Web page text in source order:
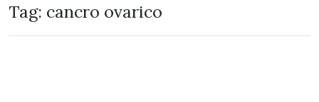
Tag: cancro ovarico